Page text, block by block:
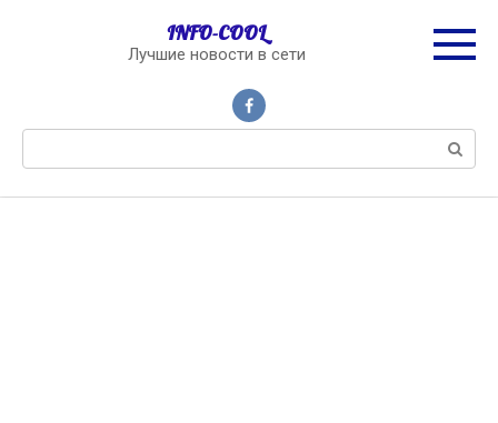
INFO-COOL
Лучшие новости в сети